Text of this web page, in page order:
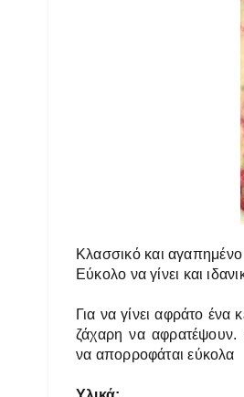
Κλασσικόκαι αγαπημένο
Εύκολο να γίνει και
Για να γίνει αφράτο
ζάχαρη να αφρατέψουν.
να απορροφάται εύκολα